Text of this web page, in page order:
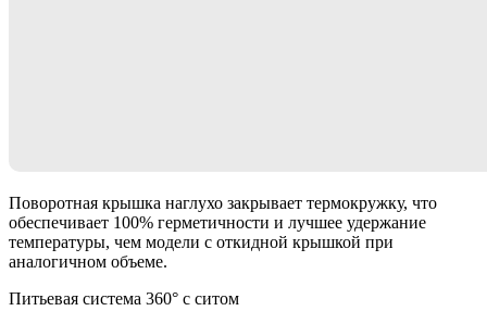
Поворотная крышка наглухо закрывает термокружку, что
обеспечивает 100% герметичности и лучшее удержание
температуры, чем модели с откидной крышкой при
аналогичном объеме.
Питьевая система 360° с ситом